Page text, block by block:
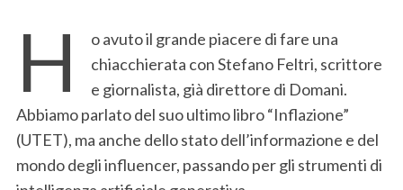
H
o avuto il grande piacere di fare una
chiacchierata con Stefano Feltri, scrittore
e giornalista, già direttore di Domani.
Abbiamo parlato del suo ultimo libro “Inflazione”
(UTET), ma anche dello stato dell’informazione e del
mondo degli influencer, passando per gli strumenti di